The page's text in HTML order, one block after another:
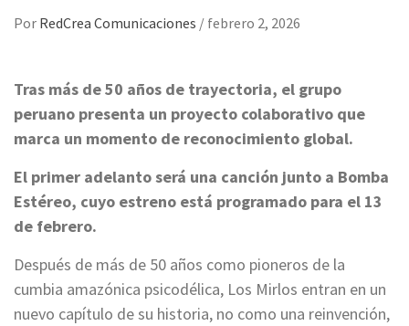
Por RedCrea Comunicaciones / febrero 2, 2026
Tras más de 50 años de trayectoria, el grupo
peruano presenta un proyecto colaborativo que
marca un momento de reconocimiento global.
El primer adelanto será una canción junto a Bomba
Estéreo, cuyo estreno está programado para el 13
de febrero.
Después de más de 50 años como pioneros de la
cumbia amazónica psicodélica, Los Mirlos entran en un
nuevo capítulo de su historia, no como una reinvención,